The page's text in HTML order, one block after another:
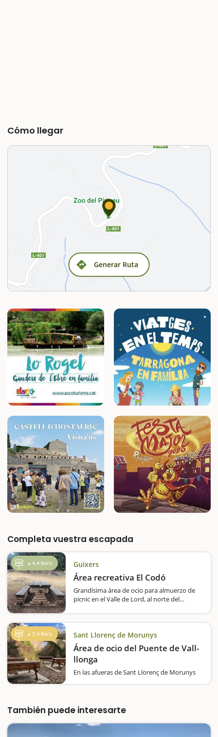
Cómo llegar
Generar Ruta
Completa vuestra escapada
a 4,4 Km's Guixers
Área recreativa El Codó
Grandísima área de ocio para almuerzo de
picnic en el Valle de Lord, al norte del
en medio de un prado verde y rodeado de
pinos.
a 7,4 Km's Sant Llorenç de Morunys
Área de ocio del Puente de Vall-
llonga
En las afueras de Sant Llorenç de Morunys
llonga, una construcción románica que data
del siglo XI. Por…
También puede interesarte